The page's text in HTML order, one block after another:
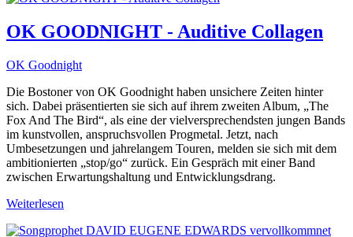
OK GOODNIGHT - Auditive Collagen
OK Goodnight
Die Bostoner von OK Goodnight haben unsichere Zeiten hinter
sich. Dabei präsentierten sie sich auf ihrem zweiten Album, „The
Fox And The Bird“, als eine der vielversprechendsten jungen Bands
im kunstvollen, anspruchsvollen Progmetal. Jetzt, nach
Umbesetzungen und jahrelangem Touren, melden sie sich mit dem
ambitionierten „stop/go“ zurück. Ein Gespräch mit einer Band
zwischen Erwartungshaltung und Entwicklungsdrang.
Weiterlesen